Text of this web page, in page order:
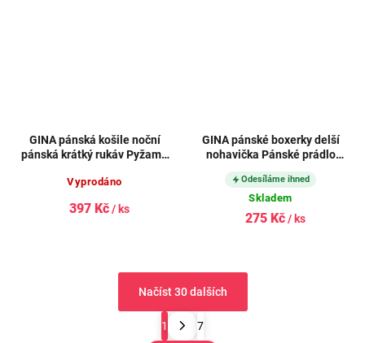
GINA pánská košile noční
pánská krátký rukáv Pyžama
Vyprodáno
397 Kč/ ks
GINA pánské boxerky delší
nohavička Pánské prádlo
SOLID 74086P
Odesíláme ihned
Skladem
275 Kč/ ks
Načíst 30 dalších
1 7